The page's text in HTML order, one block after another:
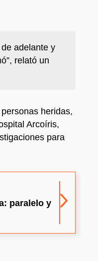
adelante y
relató un
heridas,
Arcoíris,
para
paralelo y